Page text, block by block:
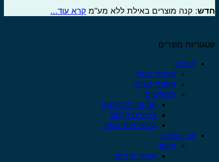
: קנה מוצרים באילת ללא מע"מקרא עוד...
מוצרים
אופנה
אופנת בנות
אופנת נשים
תכשיטים
אביזרי תכשיטים
צמידים קרסול
שרשראות צוואר
יופי וטיפוח
איפור
איפור עיניים